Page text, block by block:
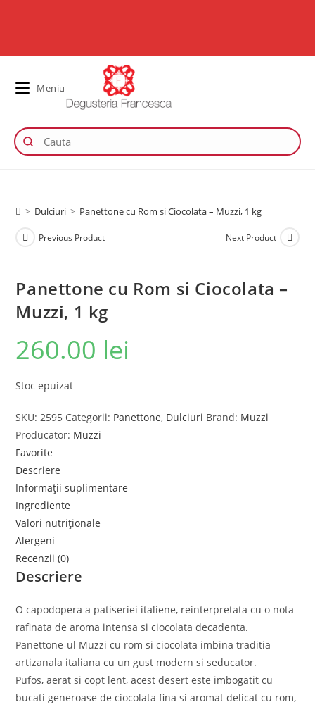
Meniu
> Dulciuri > Panettone cu Rom si Ciocolata – Muzzi, 1 kg
Previous Product Next Product
Panettone cu Rom si Ciocolata –
Muzzi, 1 kg
260.00 lei
Stoc epuizat
SKU: 2595 Categorii: Panettone, Dulciuri Brand: Muzzi
Producator: Muzzi
Favorite
Descriere
Informații suplimentare
Ingrediente
Valori nutriționale
Alergeni
Recenzii (0)
Descriere
O capodopera a patiseriei italiene, reinterpretata cu o nota
rafinata de aroma intensa si ciocolata decadenta.
Panettone-ul Muzzi cu rom si ciocolata imbina traditia
artizanala italiana cu un gust modern si seducator.
Pufos, aerat si copt lent, acest desert este imbogatit cu
bucati generoase de ciocolata fina si aromat delicat cu rom,